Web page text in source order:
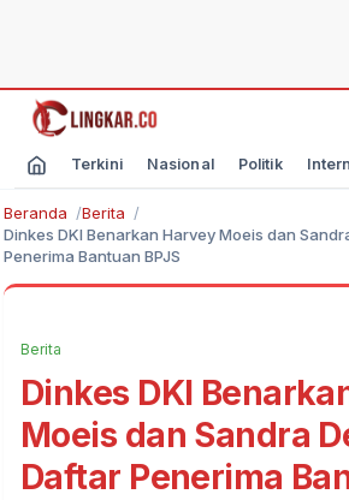
Terkini Nasional Politik
Beranda
Berita
Dinkes DKI Benarkan Harvey Moeis dan
Penerima Bantuan BPJS
Berita
Dinkes DKI
Moeis dan Sandra
Daftar Penerima